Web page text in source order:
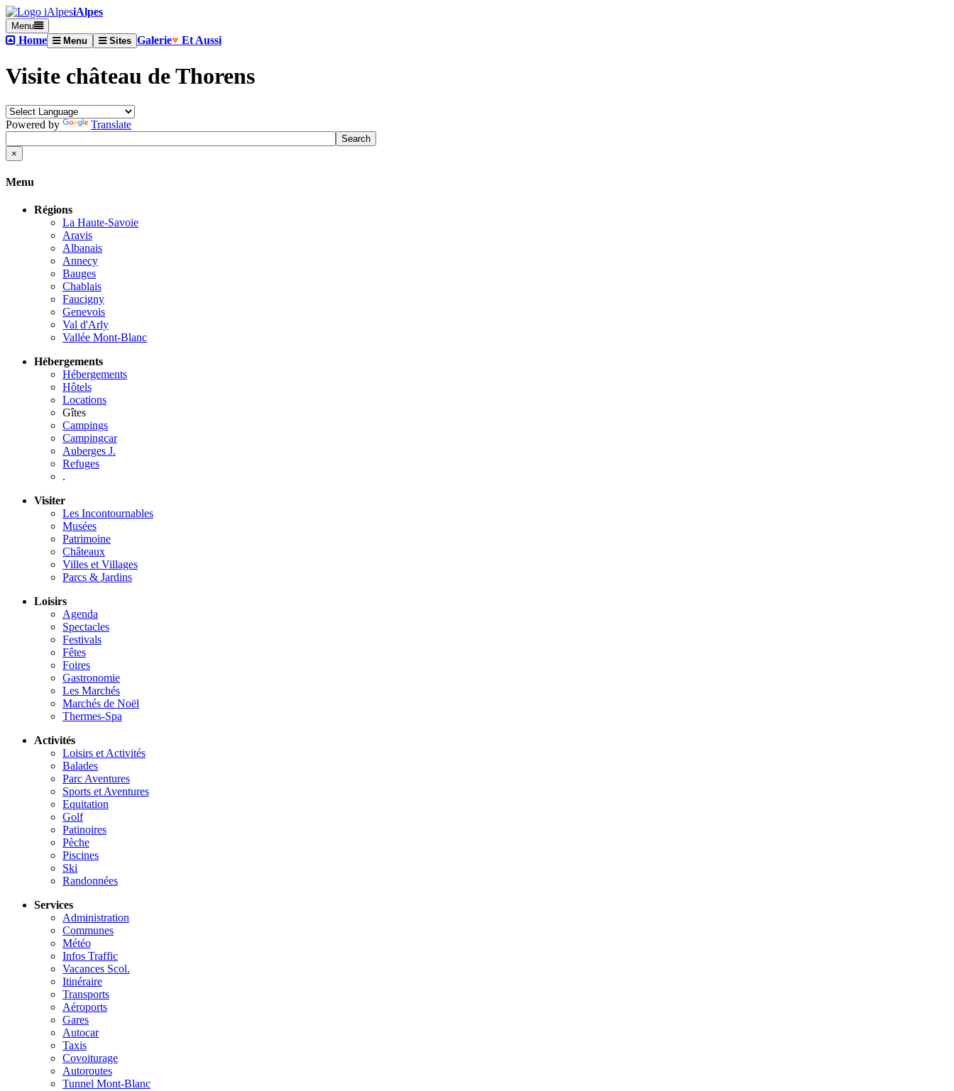
iAlpes
Menu
Home Menu Sites Galerie♥ Et Aussi
Visite château de Thorens
Powered by Translate
×
Menu
Régions
La Haute-Savoie
Aravis
Albanais
Annecy
Bauges
Chablais
Faucigny
Genevois
Val d'Arly
Vallée Mont-Blanc
Hébergements
Hébergements
Hôtels
Locations
Gîtes
Campings
Campingcar
Auberges J.
Refuges
.
Visiter
Les Incontournables
Musées
Patrimoine
Châteaux
Villes et Villages
Parcs & Jardins
Loisirs
Agenda
Spectacles
Festivals
Fêtes
Foires
Gastronomie
Les Marchés
Marchés de Noël
Thermes-Spa
Activités
Loisirs et Activités
Balades
Parc Aventures
Sports et Aventures
Equitation
Golf
Patinoires
Pèche
Piscines
Ski
Randonnées
Services
Administration
Communes
Météo
Infos Traffic
Vacances Scol.
Itinéraire
Transports
Aéroports
Gares
Autocar
Taxis
Covoiturage
Autoroutes
Tunnel Mont-Blanc